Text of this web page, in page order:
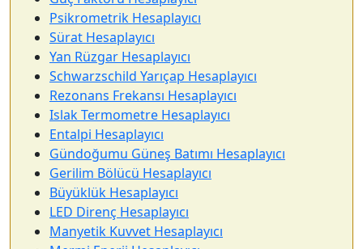
Psikrometrik Hesaplayıcı
Sürat Hesaplayıcı
Yan Rüzgar Hesaplayıcı
Schwarzschild Yarıçap Hesaplayıcı
Rezonans Frekansı Hesaplayıcı
Islak Termometre Hesaplayıcı
Entalpi Hesaplayıcı
Gündoğumu Güneş Batımı Hesaplayıcı
Gerilim Bölücü Hesaplayıcı
Büyüklük Hesaplayıcı
LED Direnç Hesaplayıcı
Manyetik Kuvvet Hesaplayıcı